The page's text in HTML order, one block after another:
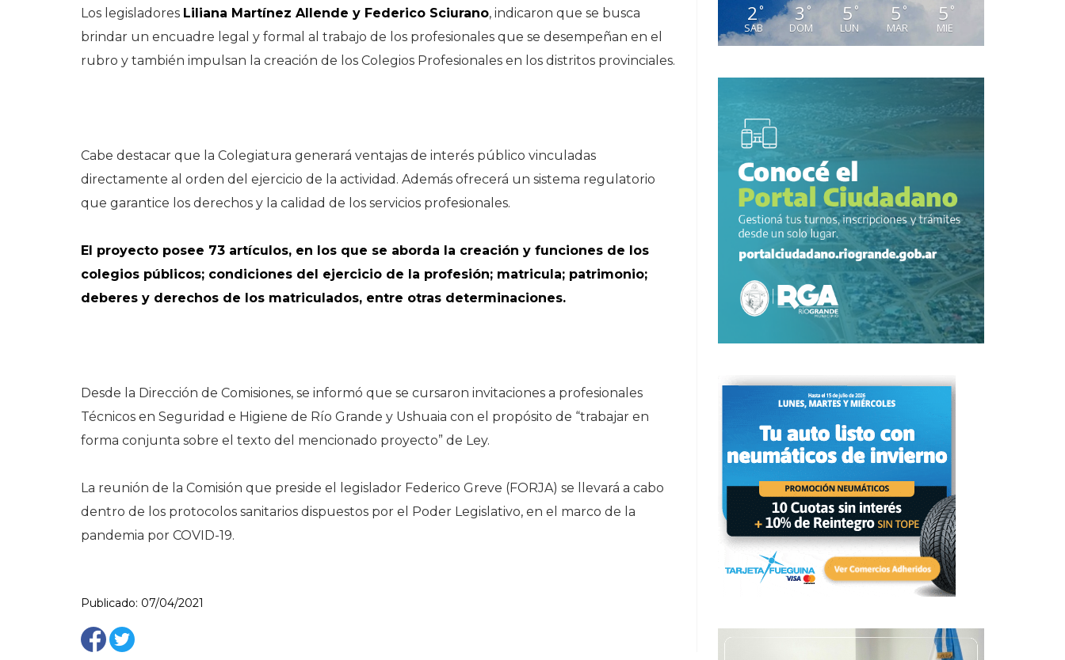
Los legisladores Liliana Martínez Allende y Federico Sciurano, indicaron que se busca
brindar un encuadre legal y formal al trabajo de los profesionales que se desempeñan en el
rubro y también impulsan la creación de los Colegios Profesionales en los distritos provinciales.
Cabe destacar que la Colegiatura generará ventajas de interés público vinculadas
directamente al orden del ejercicio de la actividad. Además ofrecerá un sistema regulatorio
que garantice los derechos y la calidad de los servicios profesionales.
El proyecto posee 73 artículos, en los que se aborda la creación y funciones de los
colegios públicos; condiciones del ejercicio de la profesión; matricula; patrimonio;
deberes y derechos de los matriculados, entre otras determinaciones.
Desde la Dirección de Comisiones, se informó que se cursaron invitaciones a profesionales
Técnicos en Seguridad e Higiene de Río Grande y Ushuaia con el propósito de “trabajar en
forma conjunta sobre el texto del mencionado proyecto” de Ley.
La reunión de la Comisión que preside el legislador Federico Greve (FORJA) se llevará a cabo
dentro de los protocolos sanitarios dispuestos por el Poder Legislativo, en el marco de la
pandemia por COVID-19.
Publicado: 07/04/2021
2°
SAB
3 °
DOM
5 °
LUN
5 °
MAR
5 °
MIE